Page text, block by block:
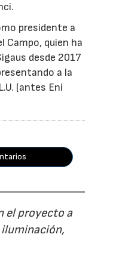
presidente a
Campo, quien ha
desde 2017
a la
(antes Eni
el proyecto a